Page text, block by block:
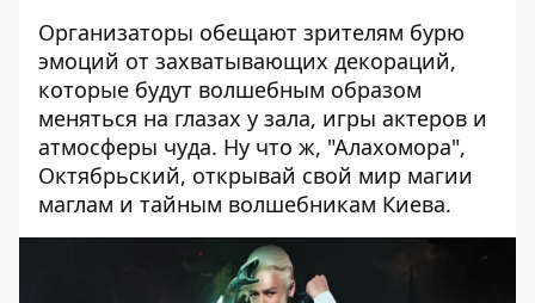
Организаторы обещают зрителям бурю
эмоций от захватывающих декораций,
которые будут волшебным образом
меняться на глазах у зала, игры актеров и
атмосферы чуда. Ну что ж, "Алахомора",
Октябрьский, открывай свой мир магии
маглам и тайным волшебникам Киева.